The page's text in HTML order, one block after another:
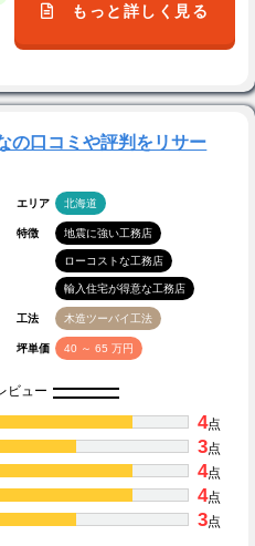
もっと詳しく見る
の口コミや評判をリサー
エリア 北海道
特徴 地震に強い工務店
ローコストな工務店
輸入住宅が得意な工務店
工法 木造ツーバイ工法
坪単価 40 ～ 65 万円
ビュー
4点
3点
4点
4点
3点